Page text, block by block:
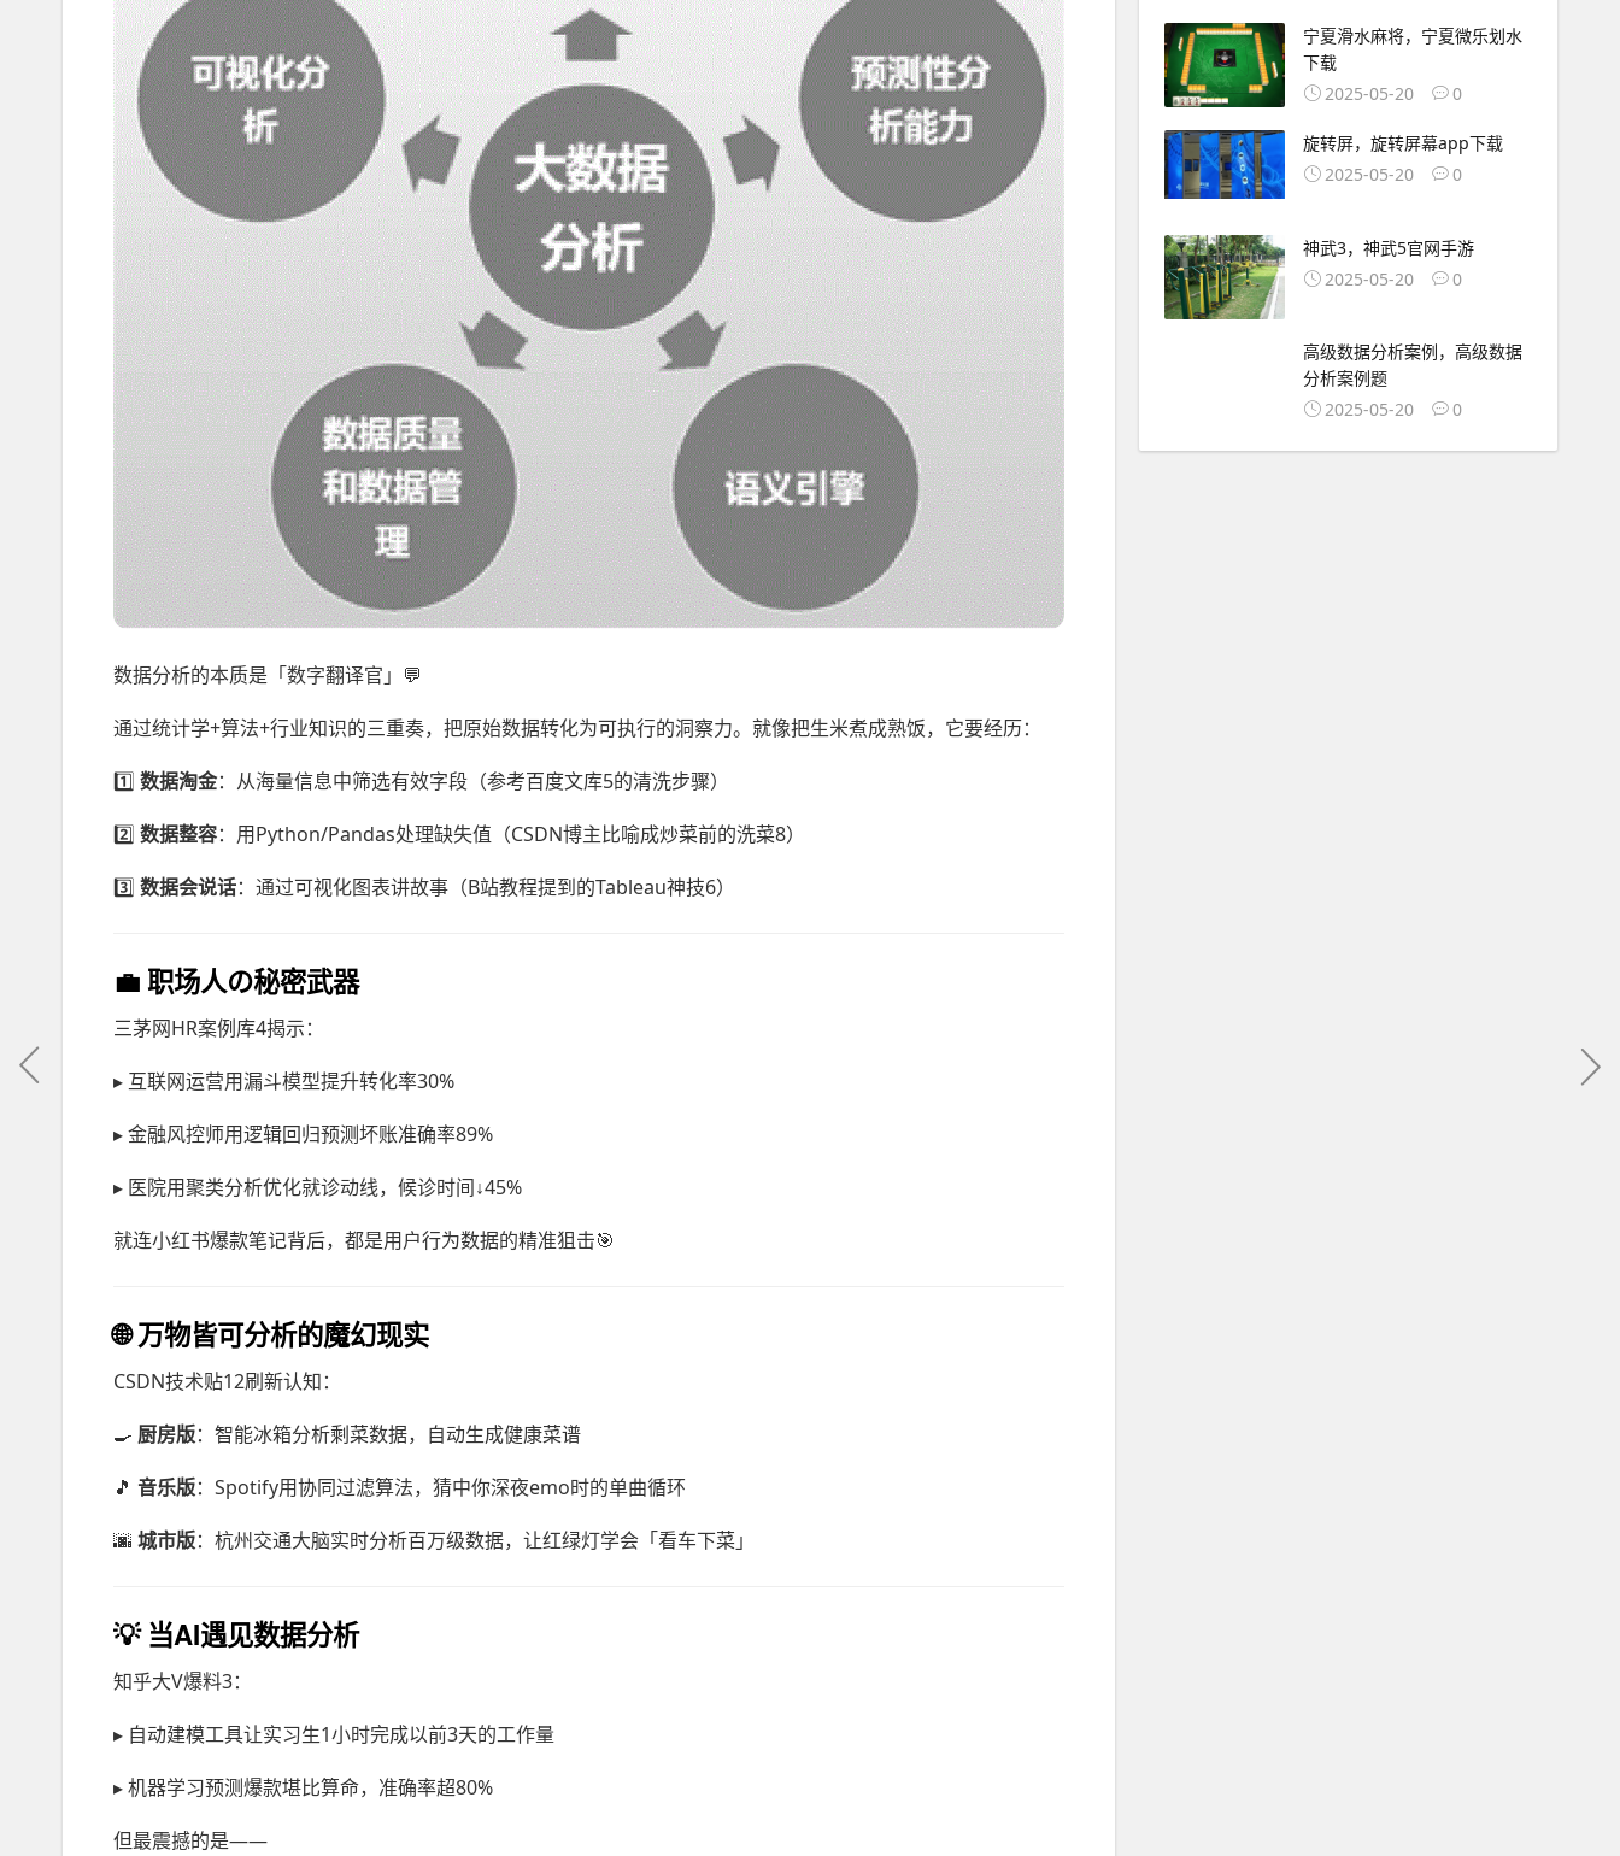
数据分析的本质是「数字翻译官」💬
通过统计学+算法+行业知识的三重奏，把原始数据转化为可执行的洞察力。就像把生米煮成熟饭，它要经历：
1️⃣ 数据淘金：从海量信息中筛选有效字段（参考百度文库5的清洗步骤）
2️⃣ 数据整容：用Python/Pandas处理缺失值（CSDN博主比喻成炒菜前的洗菜8）
3️⃣ 数据会说话：通过可视化图表讲故事（B站教程提到的Tableau神技6）
💼 职场人の秘密武器
三茅网HR案例库4揭示：
▸ 互联网运营用漏斗模型提升转化率30%
▸ 金融风控师用逻辑回归预测坏账准确率89%
▸ 医院用聚类分析优化就诊动线，候诊时间↓45%
就连小红书爆款笔记背后，都是用户行为数据的精准狙击🎯
🌐 万物皆可分析的魔幻现实
CSDN技术贴12刷新认知：
🍳 厨房版：智能冰箱分析剩菜数据，自动生成健康菜谱
🎵 音乐版：Spotify用协同过滤算法，猜中你深夜emo时的单曲循环
🌆 城市版：杭州交通大脑实时分析百万级数据，让红绿灯学会「看车下菜」
💡 当AI遇见数据分析
知乎大V爆料3：
▸ 自动建模工具让实习生1小时完成以前3天的工作量
▸ 机器学习预测爆款堪比算命，准确率超80%
但最震撼的是——
宁夏滑水麻将，宁夏微乐划水
下载
2025-05-20
0
旋转屏，旋转屏幕app下载
2025-05-20
0
神武3，神武5官网手游
2025-05-20
0
高级数据分析案例，高级数据
分析案例题
2025-05-20
0